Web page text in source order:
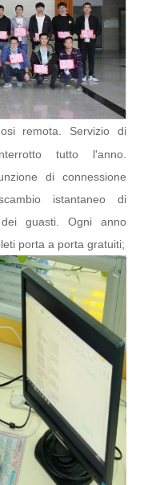
remota. Servizio di
tutto l'anno.
di connessione
istantaneo di
guasti. Ogni anno
porta a porta gratuiti;